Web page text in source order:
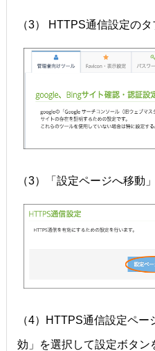
（3） HTTPS通信設定の
（3）「設定ページへ移動
（4）HTTPS通信設定ペ
効」を選択して設定ボタン